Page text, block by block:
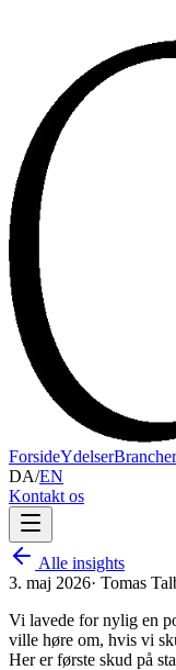
ForsideYdelserBrancher
DA/EN
Kontakt os
Alle insights
3. maj 2026· Tomas
Vi lavede for nylig en
ville høre om, hvis vi
Her er første skud på